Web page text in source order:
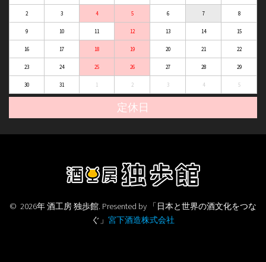
2 3 4 5 6 7 8
9 10 11 12 13 14 15
16 17 18 19 20 21 22
23 24 25 26 27 28 29
30 31 1 2 3 4 5
定休日
© 2026年 酒工房 独歩館. Presented by 「日本と世界の酒文化をつな
ぐ」 宮下酒造株式会社